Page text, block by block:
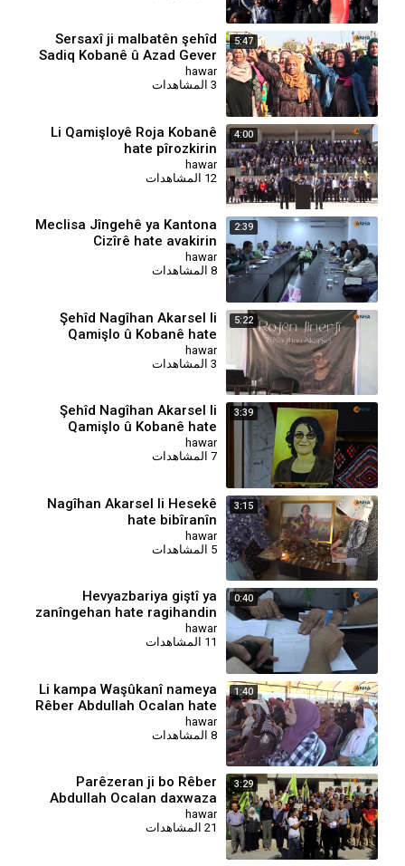
5:47
Sersaxî ji malbatên şehîd
Sadiq Kobanê û Azad Gever
re hate xwestin
hawar
3 المشاهدات
4:00
⁣Li Qamişloyê Roja Kobanê
hate pîrozkirin
hawar
12 المشاهدات
2:39
Meclisa Jîngehê ya Kantona
Cizîrê hate avakirin
hawar
8 المشاهدات
5:22
⁣Şehîd Nagîhan Akarsel li
Qamişlo û Kobanê hate
bibîranîn-QAMISLO
hawar
3 المشاهدات
3:39
⁣Şehîd Nagîhan Akarsel li
Qamişlo û Kobanê hate
bibîranîn-KOBANE
hawar
3:15
Nagîhan Akarsel li Hesekê
hate bibîranîn
hawar
5 المشاهدات
0:40
Hevyazbariya giştî ya
zanîngehan hate ragihandin
hawar
11 المشاهدات
1:40
Li kampa Waşûkanî nameya
Rêber Abdullah Ocalan hate
xwendin
hawar
8 المشاهدات
3:29
Parêzeran ji bo Rêber
Abdullah Ocalan daxwaza
mafê hêviyê kir
hawar
21 المشاهدات